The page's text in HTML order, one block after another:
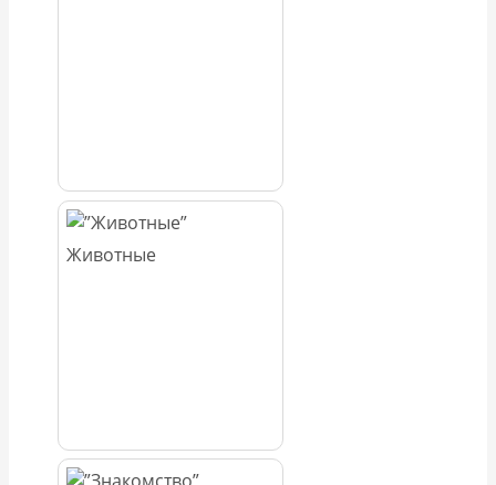
Животные